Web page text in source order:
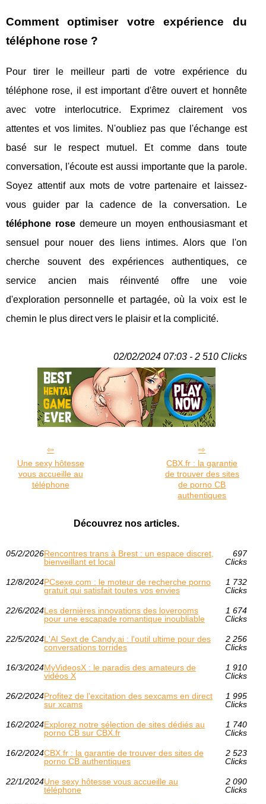
Comment optimiser votre expérience du
téléphone rose ?
Pour tirer le meilleur parti de votre expérience du
téléphone rose, il est important d'être ouvert et honnête
avec votre interlocutrice. Exprimez clairement vos
attentes et vos limites. N'oubliez pas que l'échange est
basé sur le respect mutuel. Et comme dans toute
conversation, l'écoute est aussi importante que la parole.
Soyez attentif aux mots de votre partenaire et laissez-
vous guider par la cadence de la conversation. Le
téléphone rosedemeure un moyen enthousiasmant et
sensuel pour nouer des liens intimes. Alors que l'on
cherche souvent des expériences authentiques, ce
service ancien mais réinventé offre une voie
d'exploration personnelle et partagée, où la voix est le
chemin le plus direct vers le plaisir et la complicité.
02/02/2024 07:03 - 2 510 Clicks
Une sexy hôtesse
vous accueille au
téléphone
CBX.fr : la garantie
de trouver des sites
de porno CB
authentiques
Découvrez nos articles.
05/2/2026Rencontres trans à Brest : un espace discret,
bienveillant et local
697
Clicks
12/8/2024PCsexe.com : le moteur de recherche porno
gratuit qui satisfait toutes vos envies
1 732
Clicks
22/6/2024Les dernières innovations des loverooms
pour une escapade romantique inoubliable
1 674
Clicks
22/5/2024L'AI Sext de Candy.ai : l'outil ultime pour des
conversations torrides
2 256
Clicks
16/3/2024MyVideosX : le paradis des amateurs de
vidéos X
1 910
Clicks
26/2/2024Profitez de l'excitation des sexcams en direct
sur xcams
1 995
Clicks
16/2/2024Explorez notre sélection de sites dédiés au
porno CB sur CBX.fr
1 740
Clicks
16/2/2024CBX.fr : la garantie de trouver des sites de
porno CB authentiques
2 523
Clicks
22/1/2024Une sexy hôtesse vous accueille au
téléphone
2 090
Clicks